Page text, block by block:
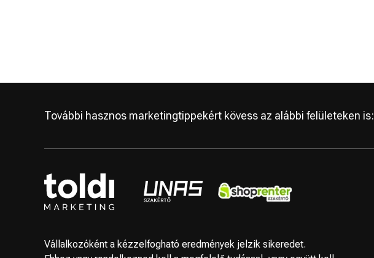
További hasznos marketingtippekért kövess az alábbi felületeken is:
Vállalkozóként a kézzelfogható eredmények jelzik sikeredet.